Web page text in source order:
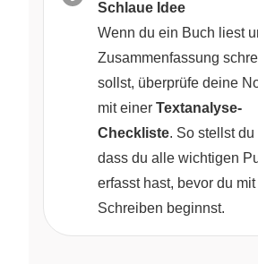
Schlaue Idee
Wenn du ein Buch liest
Zusammenfassung
sollst, überprüfe deine
mit einer Textanalyse-
Checkliste. So stellst du
dass du alle wichtigen
erfasst hast, bevor du
Schreiben beginnst.